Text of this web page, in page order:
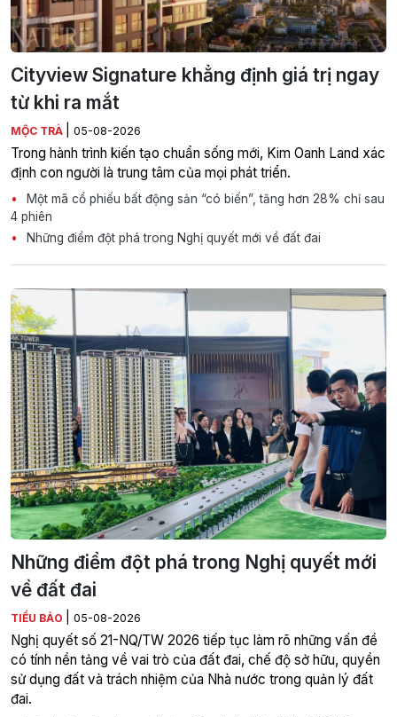
Cityview Signature khẳng định giá trị ngay
từ khi ra mắt
MỘC TRÀ 05-08-2026
Trong hành trình kiến tạo chuẩn sống mới, Kim Oanh Land xác
định con người là trung tâm của mọi phát triển.
Một mã cổ phiếu bất động sản “có biến”, tăng hơn 28% chỉ sau
4 phiên
Những điểm đột phá trong Nghị quyết mới về đất đai
Những điểm đột phá trong Nghị quyết mới
về đất đai
TIỂU BẢO 05-08-2026
Nghị quyết số 21-NQ/TW 2026 tiếp tục làm rõ những vấn đề
có tính nền tảng về vai trò của đất đai, chế độ sở hữu, quyền
sử dụng đất và trách nhiệm của Nhà nước trong quản lý đất
đai.